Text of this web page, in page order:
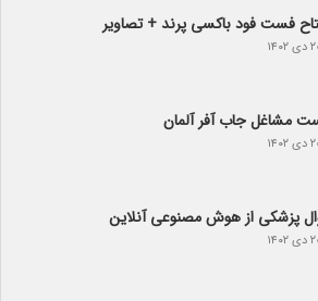
فست فود باکسی پرند + تصاویر
۱۴۰۲
مشاغل جاب آفر آلمان
۱۴۰۲
پزشکی از هوش مصنوعی آنلاین
۱۴۰۲